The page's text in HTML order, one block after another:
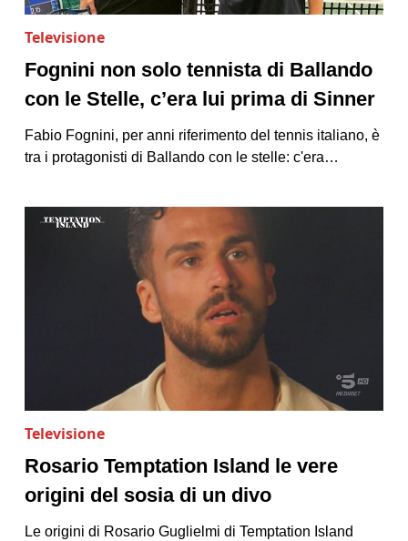
Televisione
Fognini non solo tennista di Ballando
con le Stelle, c’era lui prima di Sinner
Fabio Fognini, per anni riferimento del tennis italiano, è
tra i protagonisti di Ballando con le stelle: c'era…
Televisione
Rosario Temptation Island le vere
origini del sosia di un divo
Le origini di Rosario Guglielmi di Temptation Island